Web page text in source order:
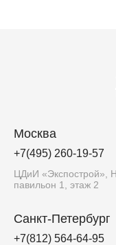
Санкт-Петербург
+7(812) 564-64-95
+7(495) 260-19-57
ЦДиИ «Экспострой»,
павильон 1, этаж 2
Москва